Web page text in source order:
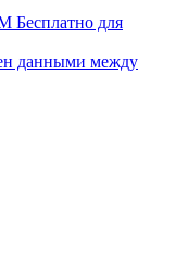
Бесплатно для
данными между